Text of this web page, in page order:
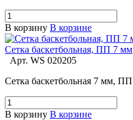
В корзину В корзине
Сетка баскетбольная, ПП 7 мм
Арт. WS 020205
Сетка баскетбольная 7 мм, ПП
В корзину В корзине